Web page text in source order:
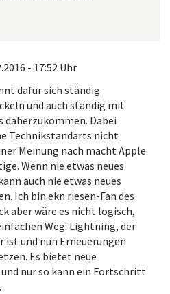
- 17:52 Uhr
dafür sich ständig
und auch ständig mit
daherzukommen. Dabei
Technikstandarts nicht
Meinung nach macht Apple
Wenn nie etwas neues
auch nie etwas neues
Ich bin ekn riesen-Fan des
aber wäre es nicht logisch,
Weg: Lightning, der
ist und nun Erneuerungen
Es bietet neue
nur so kann ein Fortschritt